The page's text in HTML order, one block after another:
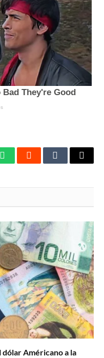
WhatsAppRedditTumblrEmail
Américano a la